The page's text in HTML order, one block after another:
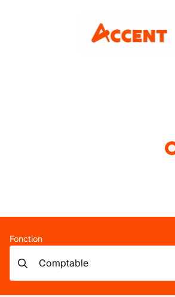
Fonction